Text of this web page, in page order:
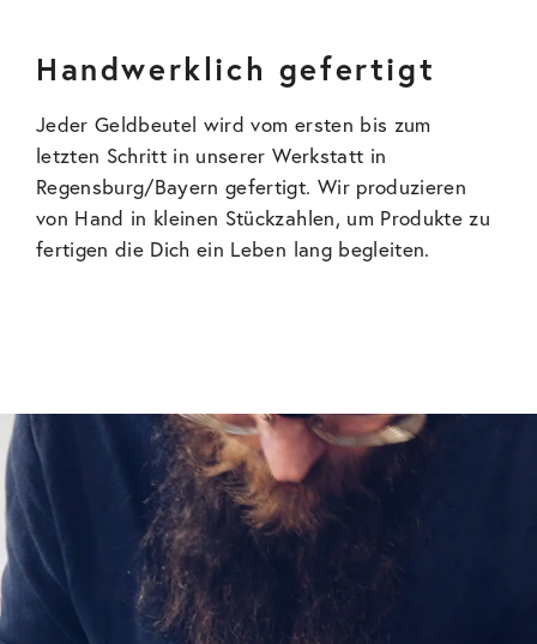
Handwerklich gefertigt
Jeder Geldbeutel wird vom ersten bis zum
letzten Schritt in unserer Werkstatt in
Regensburg/Bayern gefertigt. Wir produzieren
von Hand in kleinen Stückzahlen, um Produkte zu
fertigen die Dich ein Leben lang begleiten.